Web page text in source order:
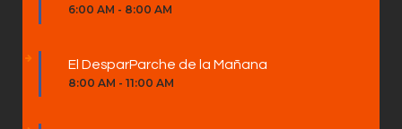
6:00 AM - 8:00 AM
El DesparParche de la Mañana
8:00 AM - 11:00 AM